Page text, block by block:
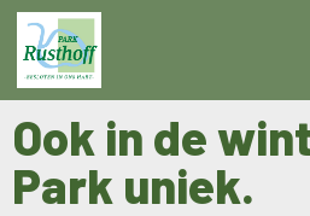
Ook in de
Park uniek.